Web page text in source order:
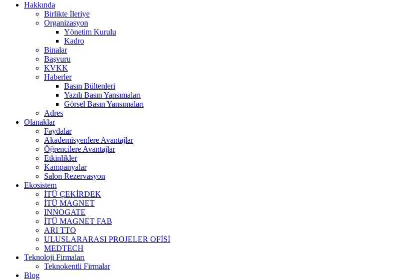
Hakkında
Birlikte İleriye
Organizasyon
Yönetim Kurulu
Kadro
Binalar
Başvuru
KVKK
Haberler
Basın Bültenleri
Yazılı Basın Yansımaları
Görsel Basın Yansımaları
Adres
Olanaklar
Faydalar
Akademisyenlere Avantajlar
Öğrencilere Avantajlar
Etkinlikler
Kampanyalar
Salon Rezervasyon
Ekosistem
İTÜ ÇEKİRDEK
İTÜ MAGNET
INNOGATE
İTÜ MAGNET FAB
ARI TTO
ULUSLARARASI PROJELER OFİSİ
MEDTECH
Teknoloji Firmaları
Teknokentli Firmalar
Blog